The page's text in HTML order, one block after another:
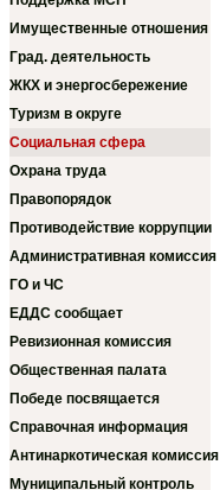
Имущественные отношения
Град. деятельность
ЖКХ и энергосбережение
Туризм в округе
Социальная сфера
Охрана труда
Правопорядок
Противодействие коррупции
Административная комиссия
ГО и ЧС
ЕДДС сообщает
Ревизионная комиссия
Общественная палата
Победе посвящается
Справочная информация
Антинаркотическая комиссия
Муниципальный контроль